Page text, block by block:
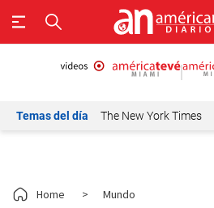
Temas del día The New York Times
Home > Mundo